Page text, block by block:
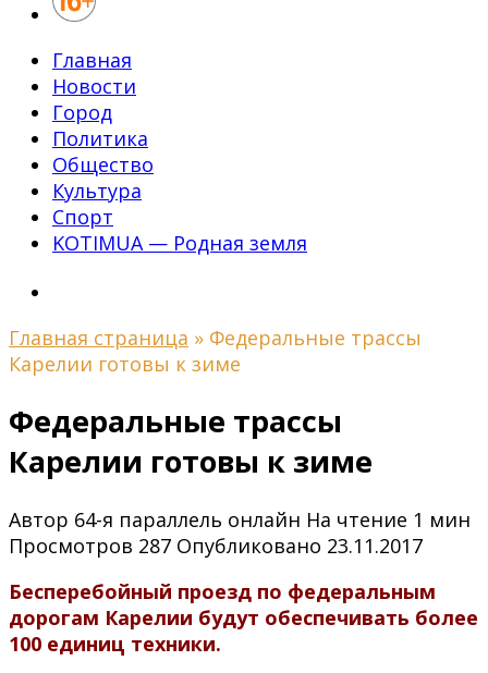
Главная
Новости
Город
Политика
Общество
Культура
Спорт
KOTIMUA — Родная земля
Главная страница » Федеральные трассы
Карелии готовы к зиме
Федеральные трассы
Карелии готовы к зиме
Автор 64-я параллель онлайн На чтение 1 мин
Просмотров 287 Опубликовано 23.11.2017
Бесперебойный проезд по федеральным
дорогам Карелии будут обеспечивать более
100 единиц техники.